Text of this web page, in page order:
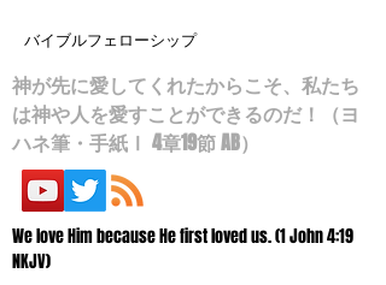
バイブルフェローシップ
神が先に愛してくれたからこそ、私たち
は神や人を愛すことができるのだ！（ヨ
ハネ筆・手紙Ⅰ 4章19節 AB）
We love Him because He first loved us. (1 John 4:19
NKJV)